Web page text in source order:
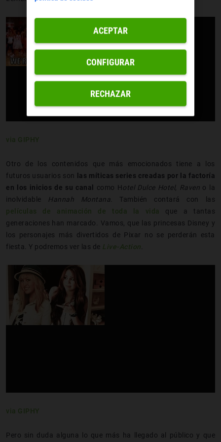
via GIPHY
Otro de los contenidos que más emocionados tiene a los
futuros usuarios son
las míticas series creadas por la factoría
en los inicios de su canal
como Hotel Dulce Hotel, Raven o la
inolvidable
Hannah Montana . También contará con las
películas de animación de toda la vida
que a tantas
generaciones han marcado. Vamos, que las princesas Disney y
los personajes más divertidos de Pixar no se perderán esta
fiesta. Y podremos ver las de Live-Action
via GIPHY
Pero sin duda alguna lo que más ha llegado al público y que
RECHAZAR
ACEPTAR
CONFIGURAR